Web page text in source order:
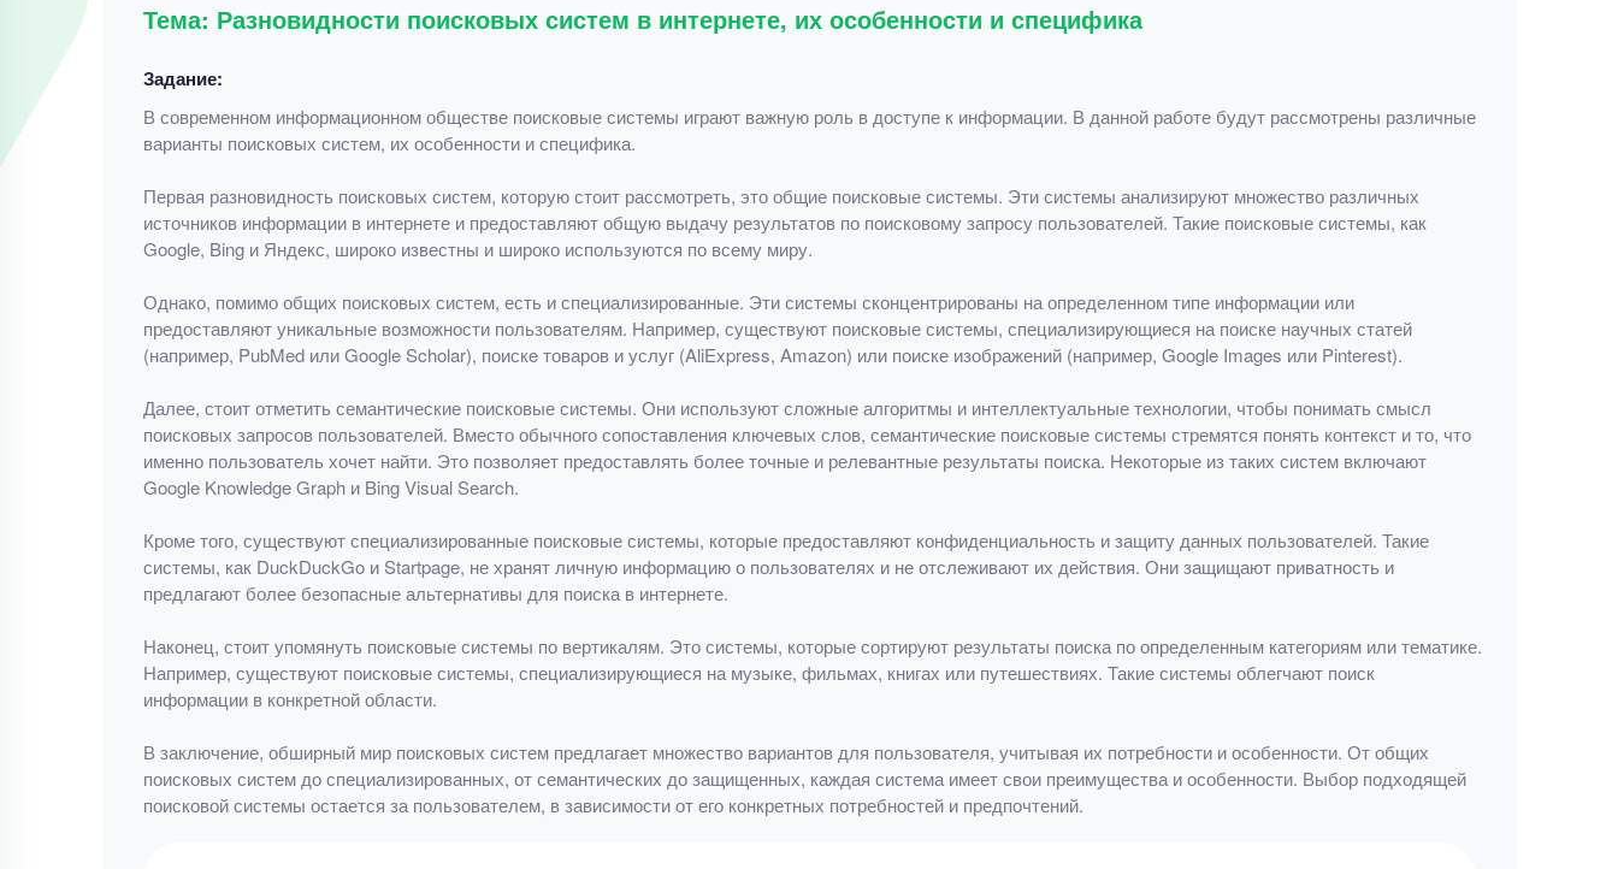
Тема: Разновидности поисковых систем в интернете, их особенности и специфика
Задание:
В современном информационном обществе поисковые системы играют важную роль в доступе к информации. В данной работе будут рассмотрены различные
варианты поисковых систем, их особенности и специфика.
Первая разновидность поисковых систем, которую стоит рассмотреть, это общие поисковые системы. Эти системы анализируют множество различных
источников информации в интернете и предоставляют общую выдачу результатов по поисковому запросу пользователей. Такие поисковые системы, как
Google, Bing и Яндекс, широко известны и широко используются по всему миру.
Однако, помимо общих поисковых систем, есть и специализированные. Эти системы сконцентрированы на определенном типе информации или
предоставляют уникальные возможности пользователям. Например, существуют поисковые системы, специализирующиеся на поиске научных статей
(например, PubMed или Google Scholar), поискe товаров и услуг (AliExpress, Amazon) или поиске изображений (например, Google Images или Pinterest).
Далее, стоит отметить семантические поисковые системы. Они используют сложные алгоритмы и интеллектуальные технологии, чтобы понимать смысл
поисковых запросов пользователей. Вместо обычного сопоставления ключевых слов, семантические поисковые системы стремятся понять контекст и то, что
именно пользователь хочет найти. Это позволяет предоставлять более точные и релевантные результаты поиска. Некоторые из таких систем включают
Google Knowledge Graph и Bing Visual Search.
Кроме того, существуют специализированные поисковые системы, которые предоставляют конфиденциальность и защиту данных пользователей. Такие
системы, как DuckDuckGo и Startpage, не хранят личную информацию о пользователях и не отслеживают их действия. Они защищают приватность и
предлагают более безопасные альтернативы для поиска в интернете.
Наконец, стоит упомянуть поисковые системы по вертикалям. Это системы, которые сортируют результаты поиска по определенным категориям или тематике.
Например, существуют поисковые системы, специализирующиеся на музыке, фильмах, книгах или путешествиях. Такие системы облегчают поиск
информации в конкретной области.
В заключение, обширный мир поисковых систем предлагает множество вариантов для пользователя, учитывая их потребности и особенности. От общих
поисковых систем до специализированных, от семантических до защищенных, каждая система имеет свои преимущества и особенности. Выбор подходящей
поисковой системы остается за пользователем, в зависимости от его конкретных потребностей и предпочтений.